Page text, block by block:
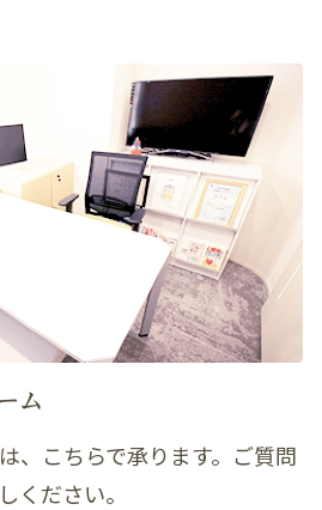
ム
、こちらで承ります。ご質問
ください。